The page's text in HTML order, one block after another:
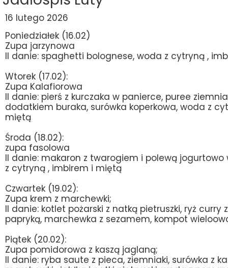
16 lutego 2026
Poniedziałek (16.02)
Zupa jarzynowa
II danie: spaghetti bolognese, woda z cytryną ,
Wtorek (17.02):
Zupa Kalafiorowa
II danie: pierś z kurczaka w panierce, puree
dodatkiem buraka, surówka koperkowa, woda z
miętą
Środa (18.02):
zupa fasolowa
II danie: makaron z twarogiem i polewą jogurtowo
z cytryną , imbirem i miętą
Czwartek (19.02):
Zupa krem z marchewki;
II danie: kotlet pożarski z natką pietruszki, ryż curry z
papryką, marchewka z sezamem, kompot
Piątek (20.02):
Zupa pomidorowa z kaszą jaglaną;
II danie: ryba saute z pieca, ziemniaki, surówka z